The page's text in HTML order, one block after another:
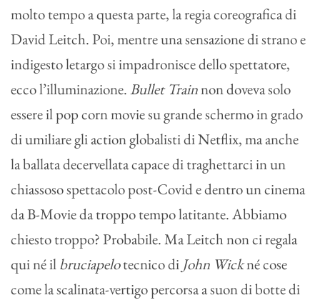
molto tempo a questa parte, la regia coreografica di
David Leitch. Poi, mentre una sensazione di strano e
indigesto letargo si impadronisce dello spettatore,
ecco l’illuminazione.Bullet Trainnon doveva solo
essere il pop corn movie su grande schermo in grado
di umiliare gli action globalisti di Netflix, ma anche
la ballata decervellata capace di traghettarci in un
chiassoso spettacolo post-Covid e dentro un cinema
da B-Movie da troppo tempo latitante. Abbiamo
chiesto troppo? Probabile. Ma Leitch non ci regala
qui né ilbruciapelotecnico di John Wickné cose
come la scalinata-vertigo percorsa a suon di botte di